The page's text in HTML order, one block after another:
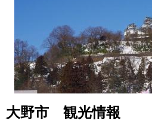
大野市 観光情報